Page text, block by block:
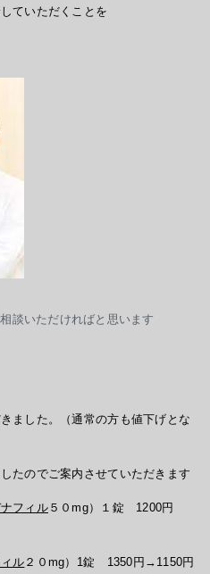
ていただくことを
談いただければと思います
ました。（通常の方も値下げとな
たのでご案内させていただきます
フィル５０mg）１錠 1200円
ル ２０mg）1錠 1350円→1150円